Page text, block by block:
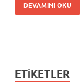
DEVAMINI OKU
ETIKETLER